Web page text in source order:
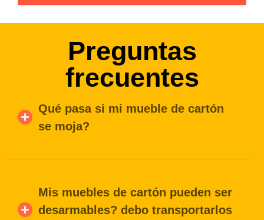
Preguntas
frecuentes
Qué pasa si mi mueble de cartón
se moja?
Mis muebles de cartón pueden ser
desarmables? debo transportarlos